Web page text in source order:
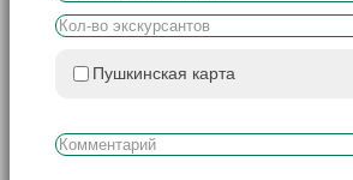
Пушкинская карта